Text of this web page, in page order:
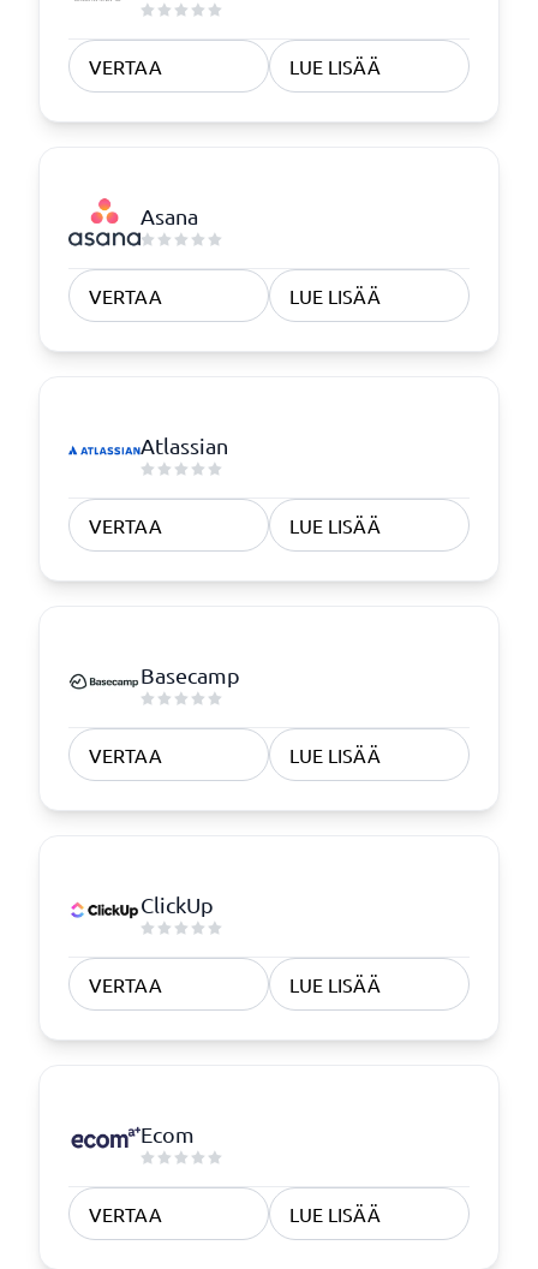
VERTAA LUE LISÄÄ
Asana
VERTAA LUE LISÄÄ
Atlassian
VERTAA LUE LISÄÄ
Basecamp
VERTAA LUE LISÄÄ
ClickUp
VERTAA LUE LISÄÄ
Ecom
VERTAA LUE LISÄÄ